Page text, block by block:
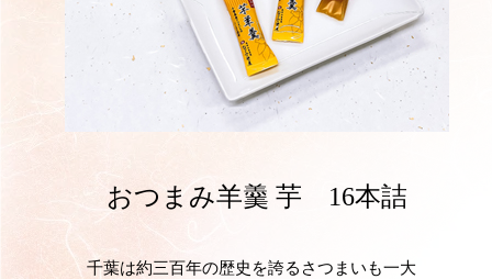
おつまみ羊羹 芋 16本詰
千葉は約三百年の歴史を誇るさつまいも一大